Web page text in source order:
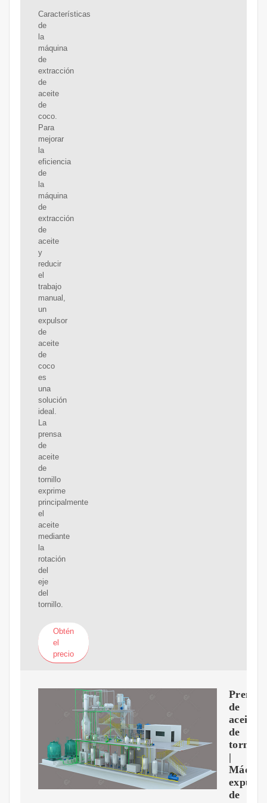
Características
de
la
máquina
de
extracción
de
aceite
de
coco.
Para
mejorar
la
eficiencia
de
la
máquina
de
extracción
de
aceite
y
reducir
el
trabajo
manual,
un
expulsor
de
aceite
de
coco
es
una
solución
ideal.
La
prensa
de
aceite
de
tornillo
exprime
principalmente
el
aceite
mediante
la
rotación
del
eje
del
tornillo.
Obtén
el
precio
Prensa
de
aceite
de
tornillo
|
de